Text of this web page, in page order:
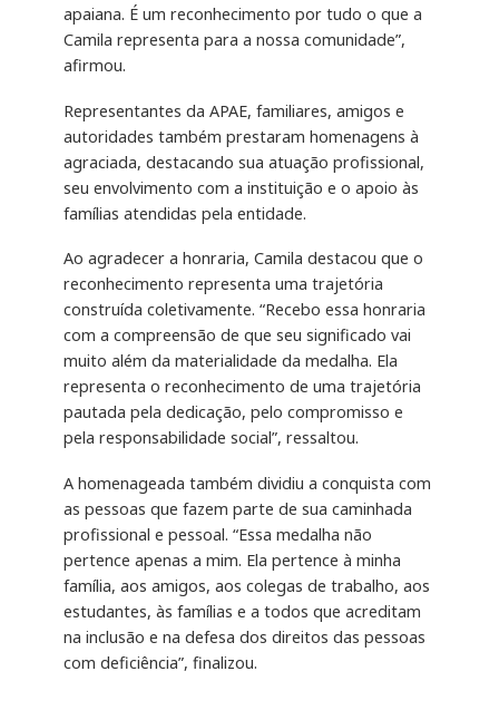
apaiana. É um reconhecimento por tudo o que a
Camila representa para a nossa comunidade”,
afirmou.
Representantes da APAE, familiares, amigos e
autoridades também prestaram homenagens à
agraciada, destacando sua atuação profissional,
seu envolvimento com a instituição e o apoio às
famílias atendidas pela entidade.
Ao agradecer a honraria, Camila destacou que o
reconhecimento representa uma trajetória
construída coletivamente. “Recebo essa honraria
com a compreensão de que seu significado vai
muito além da materialidade da medalha. Ela
representa o reconhecimento de uma trajetória
pautada pela dedicação, pelo compromisso e
pela responsabilidade social”, ressaltou.
A homenageada também dividiu a conquista com
as pessoas que fazem parte de sua caminhada
profissional e pessoal. “Essa medalha não
pertence apenas a mim. Ela pertence à minha
família, aos amigos, aos colegas de trabalho, aos
estudantes, às famílias e a todos que acreditam
na inclusão e na defesa dos direitos das pessoas
com deficiência”, finalizou.